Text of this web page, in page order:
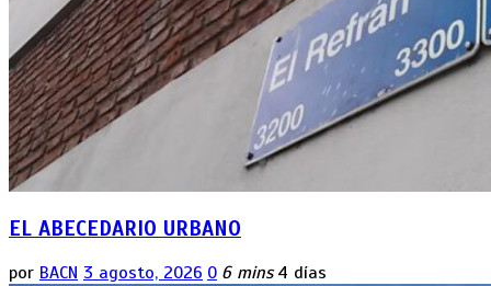
EL ABECEDARIO URBANO
por BACN 3 agosto, 2026 0 6 mins 4 días